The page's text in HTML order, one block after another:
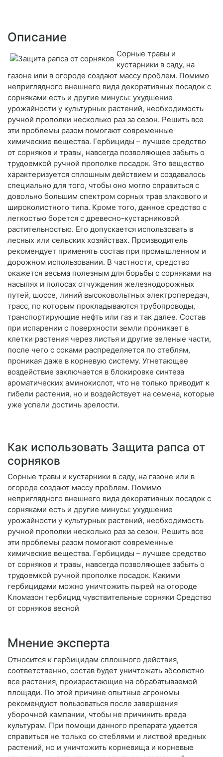
Описание
Сорные травы и
кустарники в саду, на
газоне или в огороде создают массу проблем. Помимо
неприглядного внешнего вида декоративных посадок с
сорняками есть и другие минусы: ухудшение
урожайности у культурных растений, необходимость
ручной прополки несколько раз за сезон. Решить все
эти проблемы разом помогают современные
химические вещества. Гербициды – лучшее средство
от сорняков и травы, навсегда позволяющее забыть о
трудоемкой ручной прополке посадок. Это вещество
характеризуется сплошным действием и создавалось
специально для того, чтобы оно могло справиться с
довольно большим спектром сорных трав злакового и
широколистного типа. Кроме того, данное средство с
легкостью борется с древесно-кустарниковой
растительностью. Его допускается использовать в
лесных или сельских хозяйствах. Производитель
рекомендует применять состав при промышленном и
дорожном использовании. В частности, средство
окажется весьма полезным для борьбы с сорняками на
насыпях и полосах отчуждения железнодорожных
путей, шоссе, линий высоковольтных электропередач,
трасс, по которым прокладываются трубопроводы,
транспортирующие нефть или газ и так далее. Состав
при испарении с поверхности земли проникает в
клетки растения через листья и другие зеленые части,
после чего с соками распределяется по стеблям,
проникая даже в корневую систему. Угнетающее
воздействие заключается в блокировке синтеза
ароматических аминокислот, что не только приводит к
гибели растения, но и воздействует на семена, которые
уже успели достичь зрелости.
Как использовать Защита рапса от
сорняков
Сорные травы и кустарники в саду, на газоне или в
огороде создают массу проблем. Помимо
неприглядного внешнего вида декоративных посадок с
сорняками есть и другие минусы: ухудшение
урожайности у культурных растений, необходимость
ручной прополки несколько раз за сезон. Решить все
эти проблемы разом помогают современные
химические вещества. Гербициды – лучшее средство
от сорняков и травы, навсегда позволяющее забыть о
трудоемкой ручной прополке посадок. Какими
гербицидами можно уничтожить пырей на огороде
Кломазон гербицид чувствительные сорняки Средство
от сорняков весной
Мнение эксперта
Относится к гербицидам сплошного действия,
соответственно, состав будет уничтожать абсолютно
все растения, произрастающие на обрабатываемой
площади. По этой причине опытные агрономы
рекомендуют пользоваться после завершения
уборочной кампании, чтобы не причинить вреда
культурам. При помощи данного препарата удается
справиться не только со стеблями и листвой вредных
растений, но и уничтожить корневища и корневые